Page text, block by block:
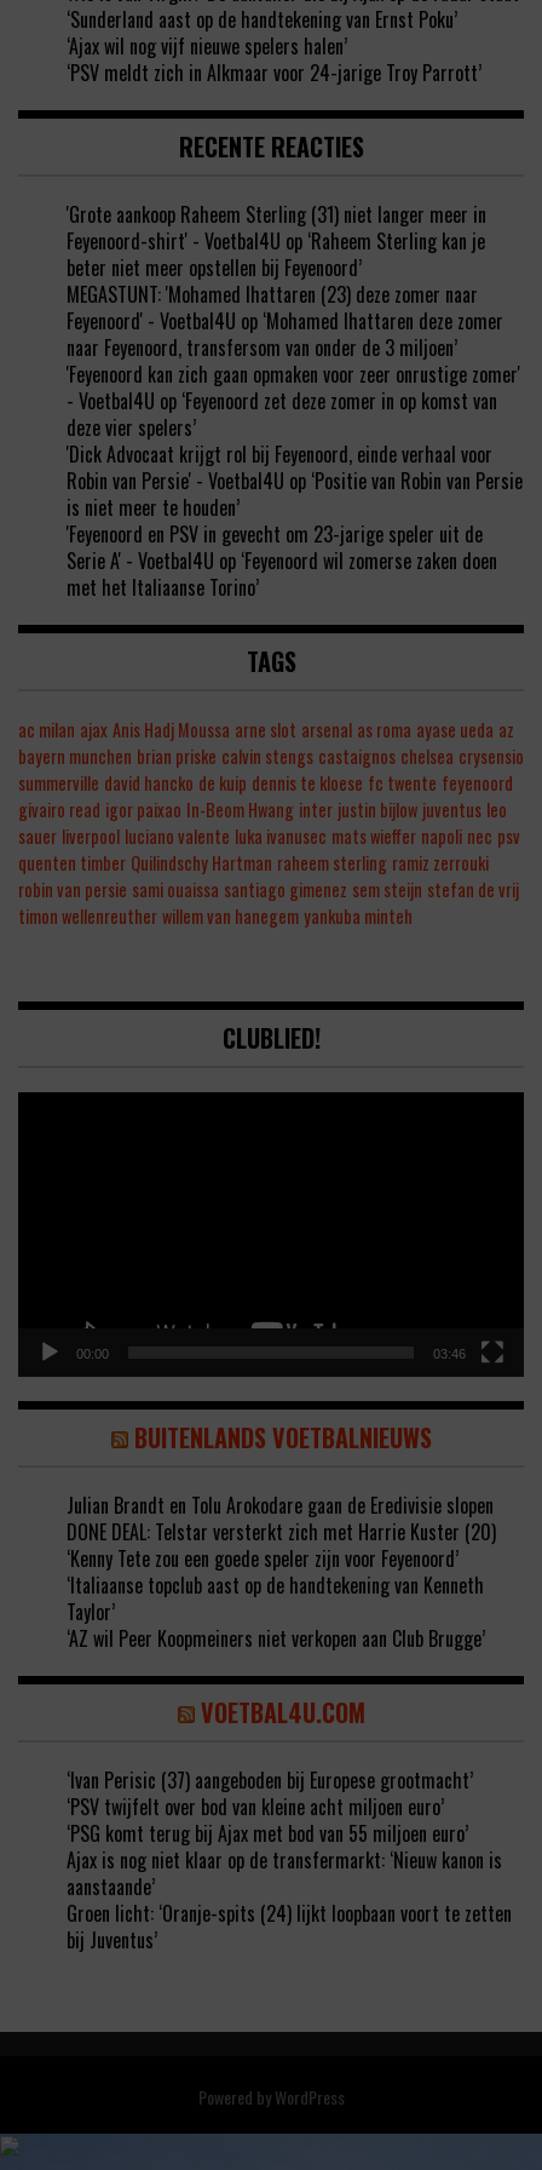
‘Sunderland aast op de handtekening van Ernst Poku’
‘Ajax wil nog vijf nieuwe spelers halen’
‘PSV meldt zich in Alkmaar voor 24-jarige Troy Parrott’
RECENTE REACTIES
'Grote aankoop Raheem Sterling (31) niet langer meer in
Feyenoord-shirt' - Voetbal4U op ‘Raheem Sterling kan je
beter niet meer opstellen bij Feyenoord’
MEGASTUNT: 'Mohamed Ihattaren (23) deze zomer naar
Feyenoord' - Voetbal4U op ‘Mohamed Ihattaren deze zomer
naar Feyenoord, transfersom van onder de 3 miljoen’
'Feyenoord kan zich gaan opmaken voor zeer onrustige zomer'
- Voetbal4U op ‘Feyenoord zet deze zomer in op komst van
deze vier spelers’
'Dick Advocaat krijgt rol bij Feyenoord, einde verhaal voor
Robin van Persie' - Voetbal4U op ‘Positie van Robin van Persie
is niet meer te houden’
'Feyenoord en PSV in gevecht om 23-jarige speler uit de
Serie A' - Voetbal4U op ‘Feyenoord wil zomerse zaken doen
met het Italiaanse Torino’
TAGS
ac milan ajax Anis Hadj Moussa arne slot arsenal as roma ayase ueda az
bayern munchen brian priske calvin stengs castaignos chelsea crysensio
summerville david hancko de kuip dennis te kloese fc twente feyenoord
givairo read igor paixao In-Beom Hwang inter justin bijlow juventus leo
sauer liverpool luciano valente luka ivanusec mats wieffer napoli nec psv
quenten timber Quilindschy Hartman raheem sterling ramiz zerrouki
robin van persie sami ouaissa santiago gimenez sem steijn stefan de vrij
timon wellenreutherwillem van hanegemyankuba minteh
CLUBLIED!
00:00 03:46
BUITENLANDS VOETBALNIEUWS
Julian Brandt en Tolu Arokodare gaan de Eredivisie slopen
DONE DEAL: Telstar versterkt zich met Harrie Kuster (20)
‘Kenny Tete zou een goede speler zijn voor Feyenoord’
‘Italiaanse topclub aast op de handtekening van Kenneth
Taylor’
‘AZ wil Peer Koopmeiners niet verkopen aan Club Brugge’
VOETBAL4U.COM
‘Ivan Perisic (37) aangeboden bij Europese grootmacht’
‘PSV twijfelt over bod van kleine acht miljoen euro’
‘PSG komt terug bij Ajax met bod van 55 miljoen euro’
Ajax is nog niet klaar op de transfermarkt: ‘Nieuw kanon is
aanstaande’
Groen licht: ‘Oranje-spits (24) lijkt loopbaan voort te zetten
bij Juventus’
Powered byWordPress